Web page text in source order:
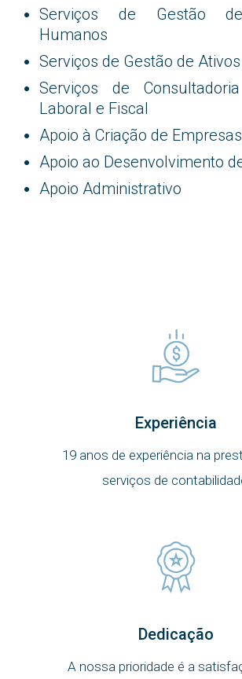
Serviços de Gestão
Humanos
Serviços de Gestão de Ativos
Serviços de
Laboral e Fiscal
Apoio à Criação de Empresas
Apoio ao Desenvolvimento
Apoio Administrativo
Experiência
19 anos de experiência na
serviços de
Dedicação
A nossa prioridade é a